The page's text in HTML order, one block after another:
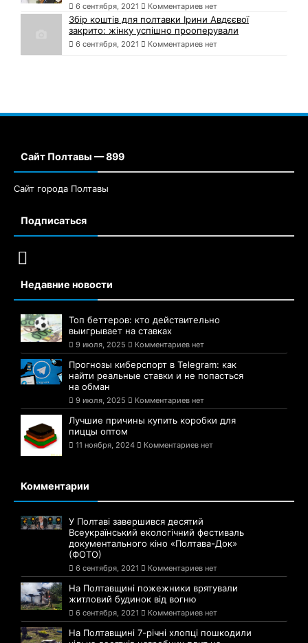
6 сентября, 2021 Комментариев нет
Збір коштів для полтавки Ірини Авдєєвої
закрито: жінку успішно прооперували
6 сентября, 2021 Комментариев нет
Сайт Полтавы — 899
Сайт города Полтавы
Подписаться
Недавние новости
Топ беттеров: кто действительно
выигрывает на ставках
9 июля, 2025 Комментариев нет
Прогнозы киберспорт в Telegram: как
найти реальные ставки и не попасться
на обман
9 июля, 2025 Комментариев нет
Лучшие причины купить коробки для
пиццы оптом
11 ноября, 2024 Комментариев нет
Комментарии
У Полтаві завершився десятий
Всеукраїнський екологічний фестиваль
документального кіно «Полтава-Док»
(ФОТО)
6 сентября, 2021 Комментариев нет
На Полтавщині пожежники врятували
житловий будинок від вогню
6 сентября, 2021 Комментариев нет
На Полтавщині 7-річні хлопці пошкодили